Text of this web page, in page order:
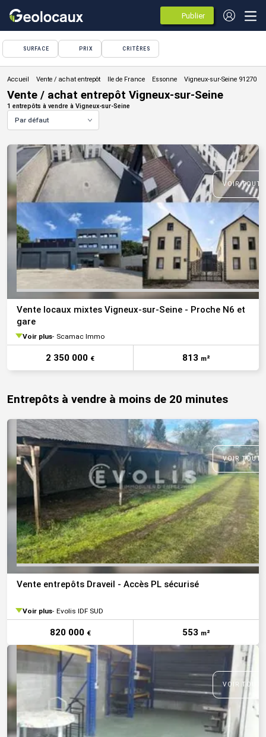
Publier
des
annonces
SURFACE PRIX CRITÈRES
Vente / achat entrepôt
Vente / achat entrepôt Vigneux-sur-Seine
1 entrepôts à vendre à Vigneux-sur-Seine
Par défaut
VOIR
Vente locaux mixtes Vigneux-sur-Seine - Proche N6 et
gare
Voir plus Scamac Immo
2 350 000 € 813 m²
Entrepôts à vendre à moins de 20 minutes
VOIR
Vente entrepôts Draveil - Accès PL sécurisé
Voir plus Evolis IDF SUD
820 000 € 553 m²
VOIR